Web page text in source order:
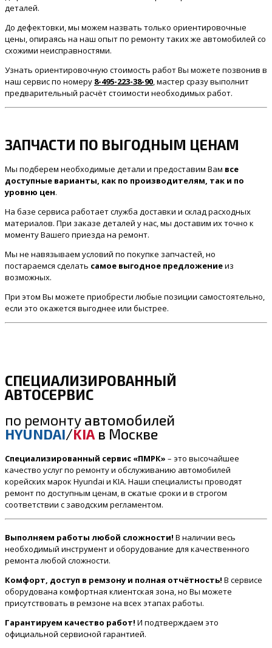
деталей.
До дефектовки, мы можем назвать только ориентировочные
цены, опираясь на наш опыт по ремонту таких же автомобилей со
схожими неисправностями.
Узнать ориентировочную стоимость работ Вы можете позвонив в
наш сервис по номеру 8-495-223-38-90 , мастер сразу выполнит
предварительный расчёт стоимости необходимых работ.
ЗАПЧАСТИ ПО ВЫГОДНЫМ ЦЕНАМ
Мы подберем необходимые детали и предоставим Вам все
доступные варианты, как по производителям, так и по
уровню цен.
На базе сервиса работает служба доставки и склад расходных
материалов. При заказе деталей у нас, мы доставим их точно к
моменту Вашего приезда на ремонт.
Мы не навязываем условий по покупке запчастей, но
постараемся сделать самое выгодное предложениеиз
возможных.
При этом Вы можете приобрести любые позиции самостоятельно,
если это окажется выгоднее или быстрее.
СПЕЦИАЛИЗИРОВАННЫЙ
АВТОСЕРВИС
по ремонту автомобилей
HYUNDAI/KIA в Москве
Специализированный сервис «ПМРК» – это высочайшее
качество услуг по ремонту и обслуживанию автомобилей
корейских марок Hyundai и KIA. Наши специалисты проводят
ремонт по доступным ценам, в сжатые сроки и в строгом
соответствии с заводским регламентом.
Выполняем работы любой сложности! В наличии весь
необходимый инструмент и оборудование для качественного
ремонта любой сложности.
Комфорт, доступ в ремзону и полная отчётность! В сервисе
оборудована комфортная клиентская зона, но Вы можете
присутствовать в ремзоне на всех этапах работы.
Гарантируем качество работ! И подтверждаем это
официальной сервисной гарантией.